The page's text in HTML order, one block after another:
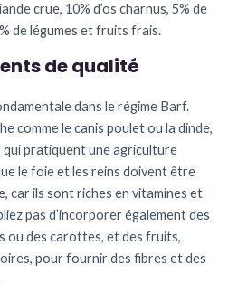
crue, 10% d’os charnus, 5% de
de légumes et fruits frais.
de qualité
dans le régime Barf.
comme le canis poulet ou la dinde,
pratiquent une agriculture
le foie et les reins doivent être
car ils sont riches en vitamines et
pas d’incorporer également des
ou des carottes, et des fruits,
pour fournir des fibres et des